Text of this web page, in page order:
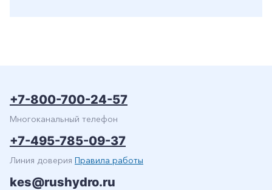
+7-800-700-24-57
Многоканальный телефон
+7-495-785-09-37
Линия доверия Правила работы
kes@rushydro.ru